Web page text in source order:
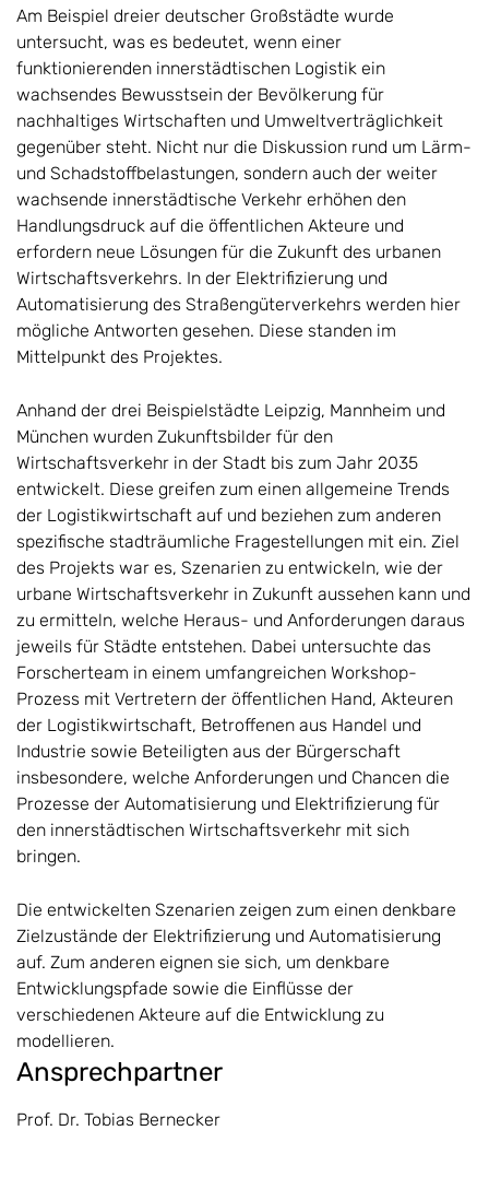
Am Beispiel dreier deutscher Großstädte wurde
untersucht, was es bedeutet, wenn einer
funktionierenden innerstädtischen Logistik ein
wachsendes Bewusstsein der Bevölkerung für
nachhaltiges Wirtschaften und Umweltverträglichkeit
gegenüber steht. Nicht nur die Diskussion rund um Lärm-
und Schadstoffbelastungen, sondern auch der weiter
wachsende innerstädtische Verkehr erhöhen den
Handlungsdruck auf die öffentlichen Akteure und
erfordern neue Lösungen für die Zukunft des urbanen
Wirtschaftsverkehrs. In der Elektrifizierung und
Automatisierung des Straßengüterverkehrs werden hier
mögliche Antworten gesehen. Diese standen im
Mittelpunkt des Projektes.
Anhand der drei Beispielstädte Leipzig, Mannheim und
München wurden Zukunftsbilder für den
Wirtschaftsverkehr in der Stadt bis zum Jahr 2035
entwickelt. Diese greifen zum einen allgemeine Trends
der Logistikwirtschaft auf und beziehen zum anderen
spezifische stadträumliche Fragestellungen mit ein. Ziel
des Projekts war es, Szenarien zu entwickeln, wie der
urbane Wirtschaftsverkehr in Zukunft aussehen kann und
zu ermitteln, welche Heraus- und Anforderungen daraus
jeweils für Städte entstehen. Dabei untersuchte das
Forscherteam in einem umfangreichen Workshop-
Prozess mit Vertretern der öffentlichen Hand, Akteuren
der Logistikwirtschaft, Betroffenen aus Handel und
Industrie sowie Beteiligten aus der Bürgerschaft
insbesondere, welche Anforderungen und Chancen die
Prozesse der Automatisierung und Elektrifizierung für
den innerstädtischen Wirtschaftsverkehr mit sich
bringen.
Die entwickelten Szenarien zeigen zum einen denkbare
Zielzustände der Elektrifizierung und Automatisierung
auf. Zum anderen eignen sie sich, um denkbare
Entwicklungspfade sowie die Einflüsse der
verschiedenen Akteure auf die Entwicklung zu
modellieren.
Ansprechpartner
Prof. Dr. Tobias Bernecker